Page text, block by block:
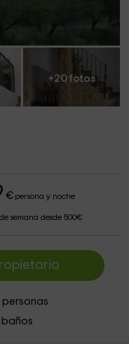
+20 fotos
€persona y noche
semana desde 500€
personas
baños